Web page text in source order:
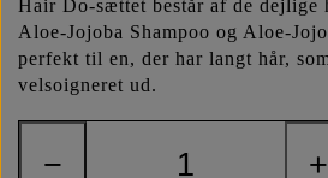
FAQ om
Hair Do-sættet består af de dejlige
Aloe-Jojoba Shampoo og Aloe-
perfekt til en, der har langt hår,
velsoigneret ud.
− +